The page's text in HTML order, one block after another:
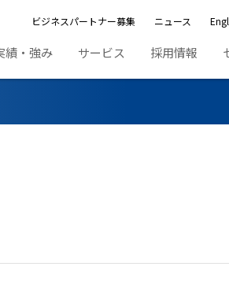
績・強み サービス 採用情報
ビジネスパートナー募集 ニュース